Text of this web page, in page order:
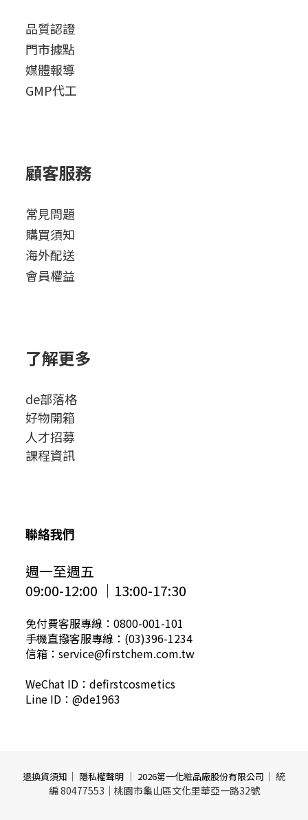
品質認證
門市據點
媒體報導
GMP代工
顧客服務
常見問題
購買須知
海外配送
會員權益
了解更多
de部落格
好物開箱
人才招募
課程資訊
聯絡我們
週一至週五
09:00-12:00 │13:00-17:30
免付費客服專線：0800-001-101
手機直撥客服專線：(03)396-1234
信箱：service@firstchem.com.tw
WeChat ID：defirstcosmetics
Line ID：@de1963
退換貨須知 ｜ 隱私權聲明 ｜ 2026第一化粧品廠股份有限公司 ｜ 統
編 80477553｜桃園市龜山區文化里華亞一路32號